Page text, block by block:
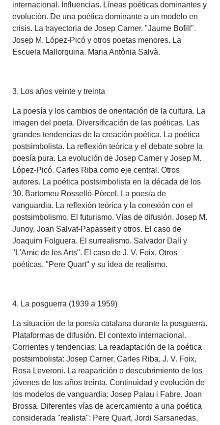
internacional. Influencias. Líneas poéticas dominantes y
evolución. De una poética dominante a un modelo en
crisis. La trayectoria de Josep Carner. "Jaume Bofill".
Josep M. López-Picó y otros poetas menores. La
Escuela Mallorquina. Maria Antònia Salvà.
3. Los años veinte y treinta
La poesía y los cambios de orientación de la cultura. La
imagen del poeta. Diversificación de las poéticas. Las
grandes tendencias de la creación poética. La poética
postsimbolista. La reflexión teórica y el debate sobre la
poesía pura. La evolución de Josep Carner y Josep M.
López-Picó. Carles Riba como eje central. Otros
autores. La poética postsimbolista en la década de los
30. Bartomeu Rosselló-Pòrcel. La poesía de
vanguardia. La reflexión teórica y la conexión con el
postsimbolismo. El futurismo. Vías de difusión. Josep M.
Junoy, Joan Salvat-Papasseit y otros. El caso de
Joaquim Folguera. El surrealismo. Salvador Dalí y
"L'Amic de les Arts". El caso de J. V. Foix. Otros
poéticas. "Pere Quart" y su idea de realismo.
4. La posguerra (1939 a 1959)
La situación de la poesía catalana durante la posguerra.
Plataformas de difusión. El contexto internacional.
Corrientes y tendencias: La readaptación de la poética
postsimbolista: Josep Carner, Carles Riba, J. V. Foix,
Rosa Leveroni. La reaparición o descubrimiento de los
jóvenes de los años treinta. Continuidad y evolución de
los modelos de vanguardia: Josep Palau i Fabre, Joan
Brossa. Diferentes vías de acercamiento a una poética
considerada "realista": Pere Quart, Jordi Sarsanedas,